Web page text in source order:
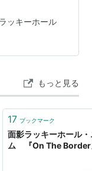
」を発表し、メ
が世田谷の一等
返済を優先させ
の事。
コやってる間に
・・・夏」をP-
引き攣ってま
以下のもので
動画内で言っ
ッキーホール
もっと見る
17 ブックマーク
面影ラッキーホール
ム 『On The Border